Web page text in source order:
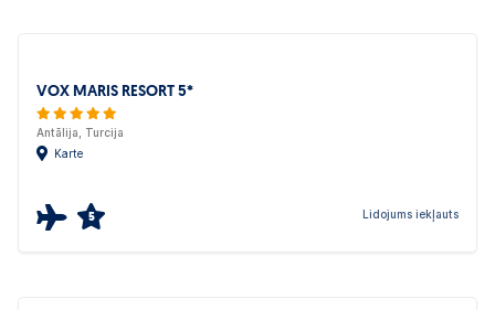
VOX MARIS RESORT 5*
Antālija, Turcija
Karte
5 Lidojums iekļauts